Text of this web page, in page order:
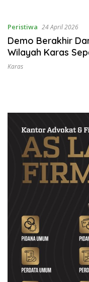
Peristiwa 24 April 2026
Demo Berakhir
Wilayah Karas
Karas